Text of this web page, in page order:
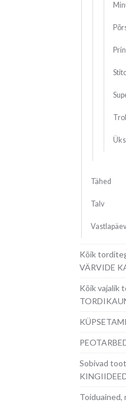
Tähed
Talv
Vastlapäev
Kõik
VÄRVIDE
Kõik vajalik
Sobivad
Toiduained,